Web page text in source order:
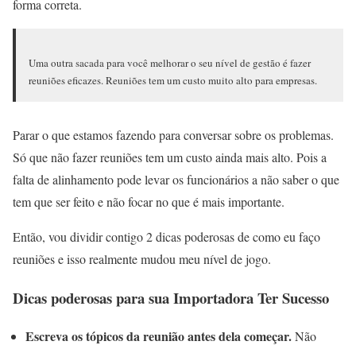
forma correta.
Uma outra sacada para você melhorar o seu nível de gestão é fazer
reuniões eficazes. Reuniões tem um custo muito alto para empresas.
Parar o que estamos fazendo para conversar sobre os problemas.
Só que não fazer reuniões tem um custo ainda mais alto. Pois a
falta de alinhamento pode levar os funcionários a não saber o que
tem que ser feito e não focar no que é mais importante.
Então, vou dividir contigo 2 dicas poderosas de como eu faço
reuniões e isso realmente mudou meu nível de jogo.
Dicas poderosas para sua Importadora Ter Sucesso
Escreva os tópicos da reunião antes dela começar.Não